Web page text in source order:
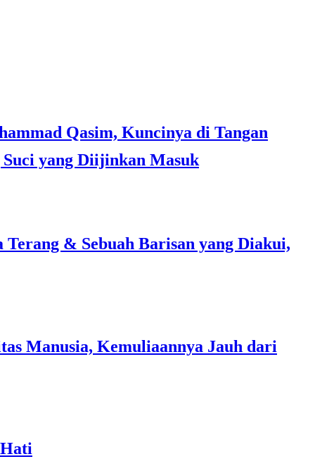
Suci yang Diijinkan Masuk
& Sebuah Barisan yang Diakui,
Manusia, Kemuliaannya Jauh dari